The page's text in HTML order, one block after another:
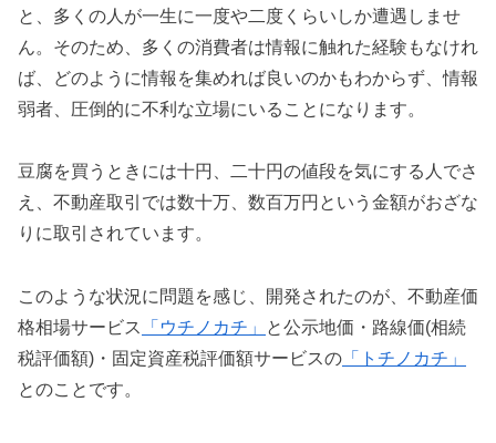
と、多くの人が一生に一度や二度くらいしか遭遇しませ
ん。そのため、多くの消費者は情報に触れた経験もなけれ
ば、どのように情報を集めれば良いのかもわからず、情報
弱者、圧倒的に不利な立場にいることになります。
豆腐を買うときには十円、二十円の値段を気にする人でさ
え、不動産取引では数十万、数百万円という金額がおざな
りに取引されています。
このような状況に問題を感じ、開発されたのが、不動産価
格相場サービス
「ウチノカチ」
と公示地価・路線価(相続
税評価額)・固定資産税評価額サービスの 「
トチノカチ」
とのことです。